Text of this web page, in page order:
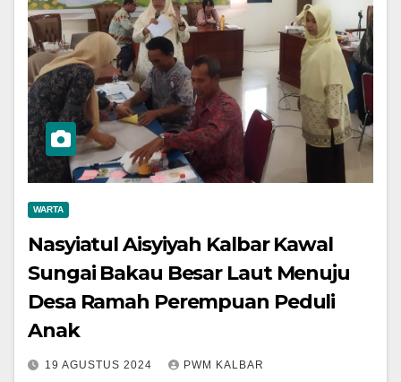
WARTA
Nasyiatul Aisyiyah Kalbar Kawal
Sungai Bakau Besar Laut Menuju
Desa Ramah Perempuan Peduli
Anak
19 AGUSTUS 2024 PWM KALBAR